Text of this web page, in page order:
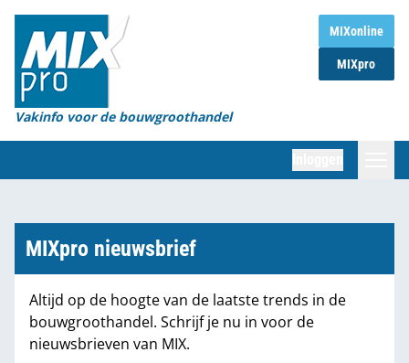
MIXonline
MIXpro
Vakinfo voor de bouwgroothandel
Home
Magazines
Organisaties
Marktcijfers
Partners
MIXpro nieuwsbrief
Altijd op de hoogte van de laatste trends in de
bouwgroothandel. Schrijf je nu in voor de
nieuwsbrieven van MIX.